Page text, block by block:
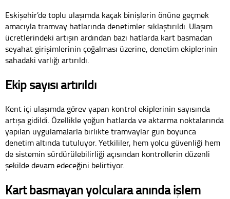
Eskişehir’de toplu ulaşımda kaçak binişlerin önüne geçmek
amacıyla tramvay hatlarında denetimler sıklaştırıldı. Ulaşım
ücretlerindeki artışın ardından bazı hatlarda kart basmadan
seyahat girişimlerinin çoğalması üzerine, denetim ekiplerinin
sahadaki varlığı artırıldı.
Ekip sayısı artırıldı
Kent içi ulaşımda görev yapan kontrol ekiplerinin sayısında
artışa gidildi. Özellikle yoğun hatlarda ve aktarma noktalarında
yapılan uygulamalarla birlikte tramvaylar gün boyunca
denetim altında tutuluyor. Yetkililer, hem yolcu güvenliği hem
de sistemin sürdürülebilirliği açısından kontrollerin düzenli
şekilde devam edeceğini belirtiyor.
Kart basmayan yolculara anında işlem